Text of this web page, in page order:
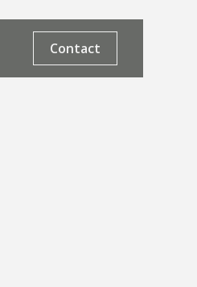
Contact